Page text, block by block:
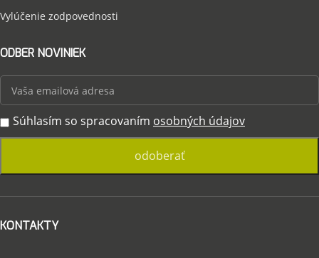
Vylúčenie zodpovednosti
ODBER NOVINIEK
Súhlasím so spracovaním osobných údajov
KONTAKTY